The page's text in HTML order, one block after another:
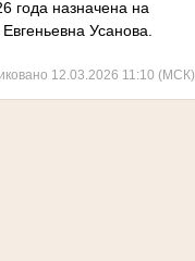
года назначена на
Усанова.
12.03.2026 11:10 (МСК)